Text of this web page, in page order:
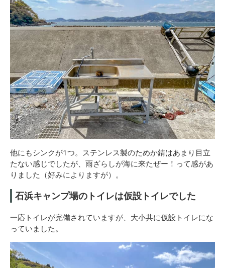
他にもシンクが1つ。ステンレス製のためか錆はあまり目立
たない感じでしたが、雨ざらしが海に来たぜー！って感があ
りました（好みによりますが）。
石浜キャンプ場のトイレは仮設トイレでした
一応トイレが完備されていますが、大小共に仮設トイレにな
っていました。